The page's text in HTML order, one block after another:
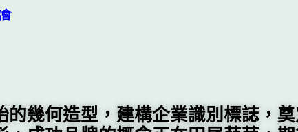
幾何造型，建構企業識別標誌，